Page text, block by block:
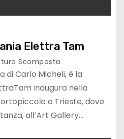
Elettra Tam
Scomposta
di Carlo Micheli, è la
inaugura nella
a Trieste, dove
all’Art Gallery…